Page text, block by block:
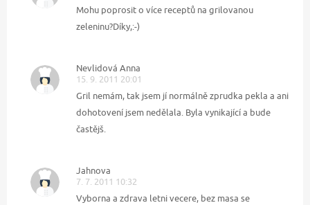
Mohu poprosit o více receptů na grilovanou
zeleninu?Díky,:-)
Nevlidová Anna
15. 9. 2011 20:01
Gril nemám, tak jsem jí normálně zprudka pekla a ani
dohotovení jsem nedělala. Byla vynikající a bude
častějš.
Jahnova
7. 7. 2011 10:32
Vyborna a zdrava letni vecere, bez masa se